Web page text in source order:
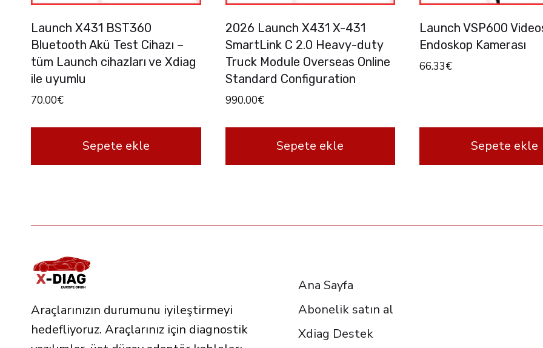
Launch X431 BST360
Bluetooth Akü Test Cihazı –
tüm Launch cihazları ve Xdiag
ile uyumlu
70.00€
Sepete ekle
2026 Launch X431 X-431
SmartLink C 2.0 Heavy-duty
Truck Module Overseas Online
Standard Configuration
990.00€
Sepete ekle
Launch VSP600
Endoskop Kamerası
66.33€
Sepete ekle
Araçlarınızın durumunu iyileştirmeyi
hedefliyoruz. Araçlarınız için diagnostik
Ana Sayfa
Abonelik satın al
Xdiag Destek